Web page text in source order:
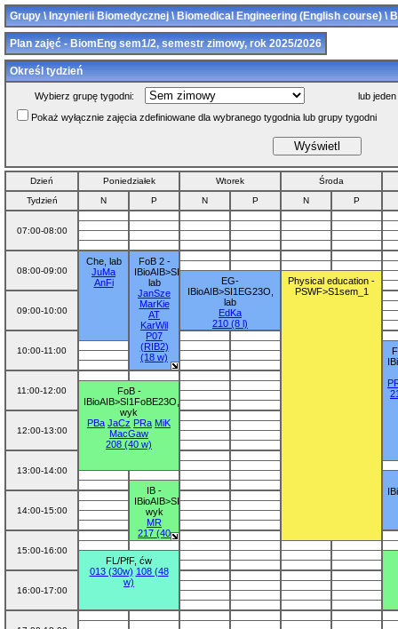
Grupy \ Inzynierii Biomedycznej \ Biomedical Engineering (English course) \
Plan zajęć - BiomEng sem1/2, semestr zimowy, rok 2025/2026
Określ tydzień
Wybierz grupę tygodni:
lub
Pokaż wyłącznie zajęcia zdefiniowane dla wybranego tygodnia lub grupy tygodni
Dzień Poniedziałek Wtorek
Środa
Tydzień
N P N P N P
07:00-08:00
08:00-09:00
09:00-10:00
10:00-11:00
11:00-12:00
12:00-13:00
13:00-14:00
14:00-15:00
15:00-16:00
16:00-17:00
FL/PfF, ćw
013 (30w) 108 (48
w)
EG-
IBioAIB>SI1EG23O,
lab
EdKa
210 (8 l)
IB -
IBioAIB>SI1IaBoP23O,
wyk
MR
217 (40
w)
FoB 2 -
IBioAIB>SI1FoBE23O,
lab
JanSze
MarKie
AT
KarWil
P07
(RIB2)
(18 w)
FoB -
IBioAIB>SI1FoBE23O,
wyk
PBa JaCz PRa MiK
MacGaw
208 (40 w)
Che, lab
JuMa
AnFi
Physical education -
PSWF>S1sem_1